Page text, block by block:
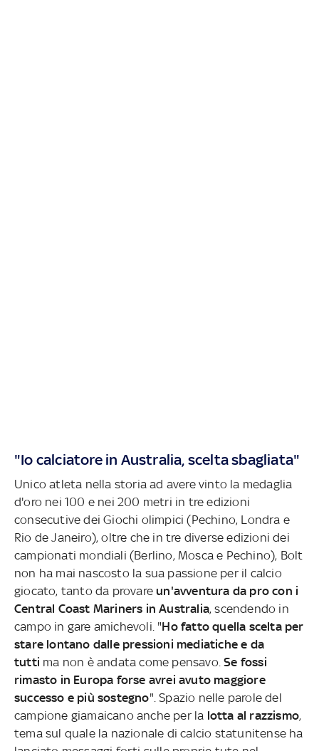
"Io calciatore in Australia, scelta sbagliata"
Unico atleta nella storia ad avere vinto la medaglia
d'oro nei 100 e nei 200 metri in tre edizioni
consecutive dei Giochi olimpici (Pechino, Londra e
Rio de Janeiro), oltre che in tre diverse edizioni dei
campionati mondiali (Berlino, Mosca e Pechino), Bolt
non ha mai nascosto la sua passione per il calcio
giocato, tanto da provareun'avventura da pro con i
Central Coast Mariners in Australia, scendendo in
campo in gare amichevoli. "Ho fatto quella scelta per
stare lontano dalle pressioni mediatiche e da
tutti ma non è andata come pensavo.Se fossi
rimasto in Europa forse avrei avuto maggiore
successo e più sostegno". Spazio nelle parole del
campione giamaicano anche per la lotta al razzismo,
tema sul quale la nazionale di calcio statunitense ha